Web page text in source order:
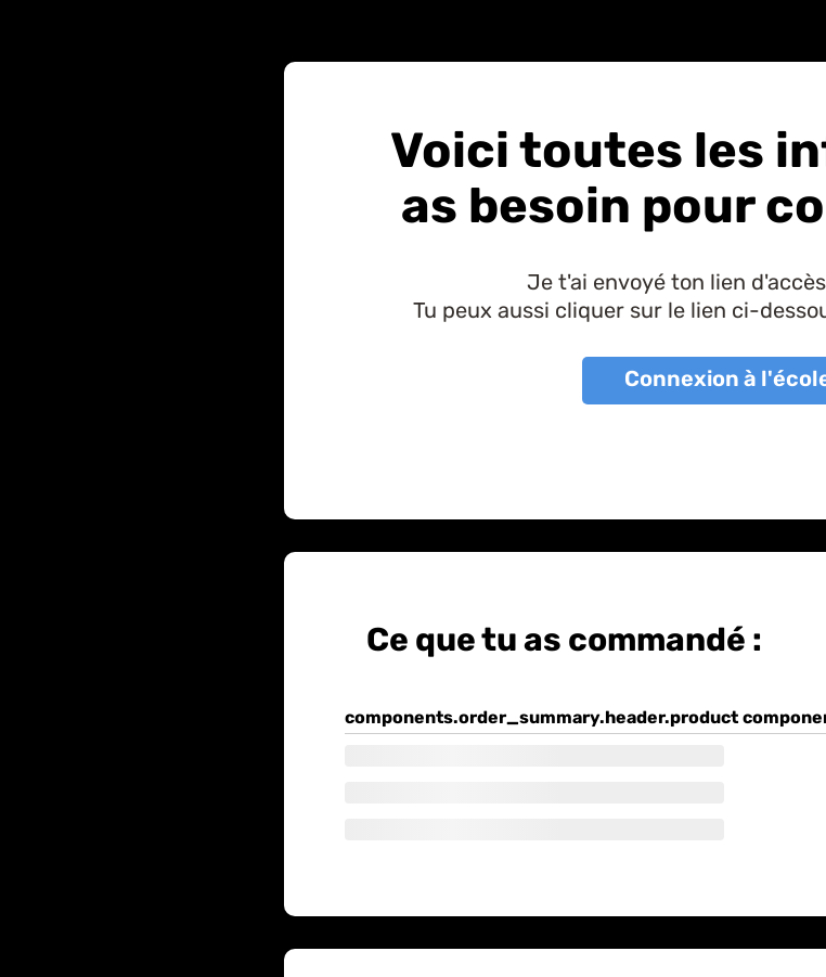
Voici toutes les
as besoin pour
Je t'ai envoyé ton lien
Tu peux aussi cliquer sur le lien ci-
Connexion à
Ce que tu as commandé :
components.order_summary.header.product